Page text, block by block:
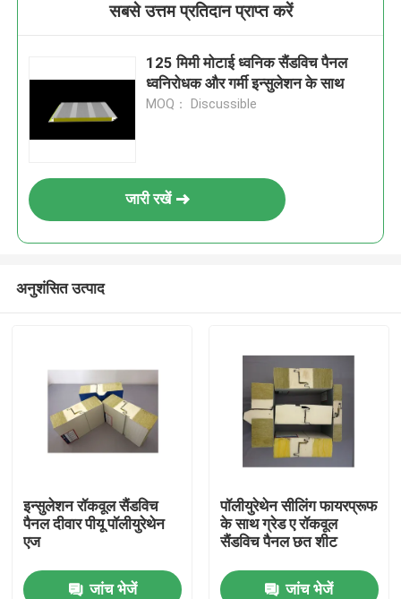
घर
उत्पादों
सबसे उत्तम प्रतिदान प्राप्त करें
125 मिमी मोटाई ध्वनिक सैंडविच पैनल
ध्वनिरोधक और गर्मी इन्सुलेशन के साथ
MOQ： Discussible
जारी रखें
अनुशंसित उत्पाद
इन्सुलेशन रॉकवूल सैंडविच
पैनल दीवार पीयू पॉलीयुरेथेन
एज
जांच भेजें
पॉलीयुरेथेन सीलिंग फायरप्रूफ
के साथ ग्रेड ए रॉकवूल
सैंडविच पैनल छत शीट
जांच भेजें